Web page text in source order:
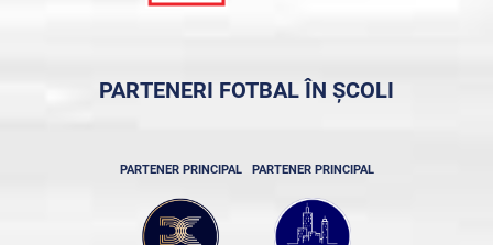
PARTENERI FOTBAL ÎN ȘCOLI
PARTENER PRINCIPAL PARTENER PRINCIPAL